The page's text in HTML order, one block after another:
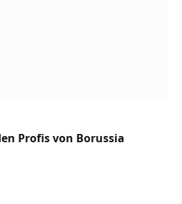
Profis von Borussia